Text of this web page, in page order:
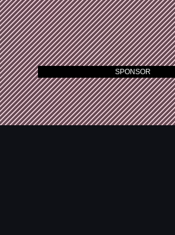
SPONSOR